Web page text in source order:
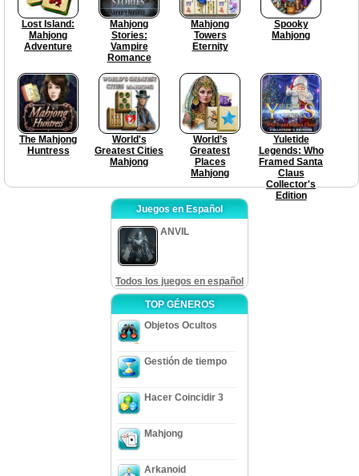
Lost Island:
Mahjong
Adventure
Mahjong
Stories:
Vampire
Romance
Mahjong
Towers
Eternity
Spooky
Mahjong
The Mahjong
Huntress
World's
Greatest Cities
Mahjong
World’s
Greatest
Places
Mahjong
Yuletide
Legends: Who
Framed Santa
Claus
Collector's
Edition
Juegos en Español
ANVIL
Todos los juegos en español
TOP GÉNEROS
Objetos Ocultos
Gestión de tiempo
Hacer Coincidir 3
Mahjong
Arkanoid